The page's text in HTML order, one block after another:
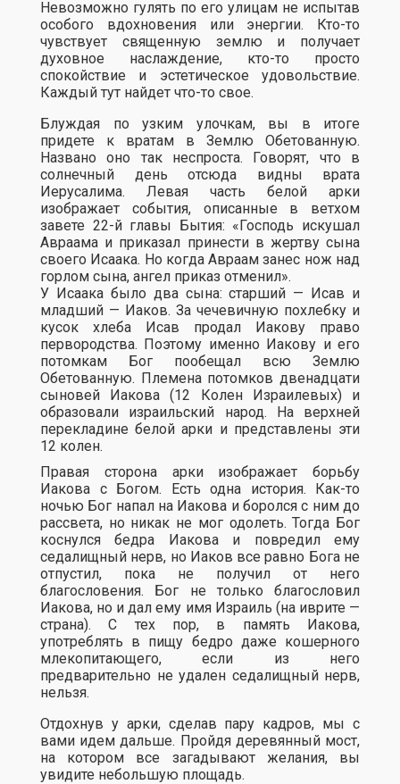
Невозможно гулять по его улицам не испытав
особого вдохновения или энергии. Кто-то
чувствует священную землю и получает
духовное наслаждение, кто-то просто
спокойствие и эстетическое удовольствие.
Каждый тут найдет что-то свое.
Блуждая по узким улочкам, вы в итоге
придете к вратам в Землю Обетованную.
Названо оно так неспроста. Говорят, что в
солнечный день отсюда видны врата
Иерусалима. Левая часть белой арки
изображает события, описанные в ветхом
завете 22-й главы Бытия: «Господь искушал
Авраама и приказал принести в жертву сына
своего Исаака. Но когда Авраам занес нож над
горлом сына, ангел приказ отменил».
У Исаака было два сына: старший — Исав и
младший — Иаков. За чечевичную похлебку и
кусок хлеба Исав продал Иакову право
первородства. Поэтому именно Иакову и его
потомкам Бог пообещал всю Землю
Обетованную. Племена потомков двенадцати
сыновей Иакова (12 Колен Израилевых) и
образовали израильский народ. На верхней
перекладине белой арки и представлены эти
12 колен.
Правая сторона арки изображает борьбу
Иакова с Богом. Есть одна история. Как-то
ночью Бог напал на Иакова и боролся с ним до
рассвета, но никак не мог одолеть. Тогда Бог
коснулся бедра Иакова и повредил ему
седалищный нерв, но Иаков все равно Бога не
отпустил, пока не получил от него
благословения. Бог не только благословил
Иакова, но и дал ему имя Израиль (на иврите —
страна). С тех пор, в память Иакова,
употреблять в пищу бедро даже кошерного
млекопитающего, если из него
предварительно не удален седалищный нерв,
нельзя.
Отдохнув у арки, сделав пару кадров, мы с
вами идем дальше. Пройдя деревянный мост,
на котором все загадывают желания, вы
увидите небольшую площадь.